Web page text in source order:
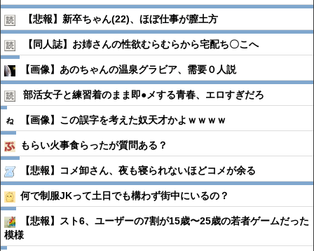
【悲報】新卒ちゃん(22)、ほぼ仕事が膣土方
【同人誌】お姉さんの性欲むらむらから宅配ち〇こへ
【画像】あのちゃんの温泉グラビア、需要０人説
部活女子と練習着のまま即●︎メする青春、エロすぎだろ
【画像】この誤字を考えた奴天才かよｗｗｗｗ
もらい火事食らったが質問ある？
【悲報】コメ卸さん、夜も寝られないほどコメが余る
何で制服JKって土日でも構わず街中にいるの？
【悲報】スト6、ユーザーの7割が15歳〜25歳の若者ゲームだった
模様